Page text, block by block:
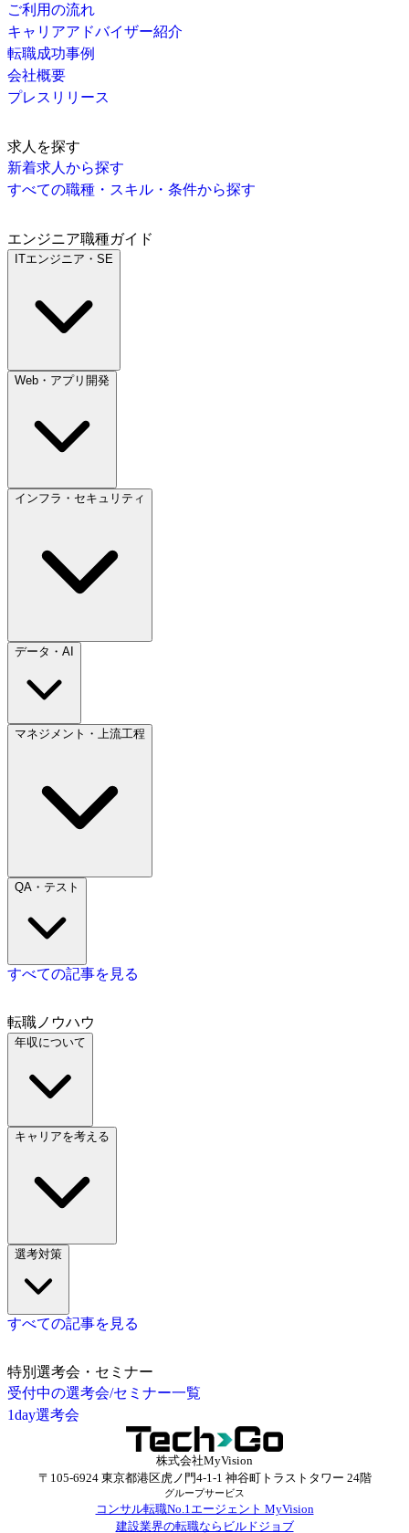
ご利用の流れ
キャリアアドバイザー紹介
転職成功事例
会社概要
プレスリリース
求人を探す
新着求人から探す
すべての職種・スキル・条件から探す
エンジニア職種ガイド
ITエンジニア・SE
Web・アプリ開発
インフラ・セキュリティ
データ・AI
マネジメント・上流工程
QA・テスト
すべての記事を見る
転職ノウハウ
年収について
キャリアを考える
選考対策
すべての記事を見る
特別選考会・セミナー
受付中の選考会/セミナー一覧
1day選考会
株式会社MyVision
〒105-6924 東京都港区虎ノ門4-1-1 神谷町トラストタワー 24階
グループサービス
コンサル転職No.1エージェント MyVision
建設業界の転職ならビルドジョブ